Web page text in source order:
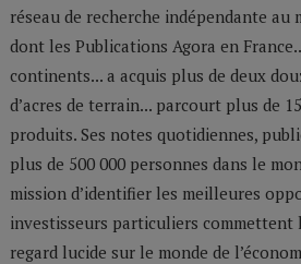
réseau de recherche indépendante
dont les Publications Agora en
continents... a acquis plus de deux
d’acres de terrain... parcourt plus de
produits. Ses notes quotidiennes,
plus de 500 000 personnes dans le
mission d’identifier les meilleures
investisseurs particuliers commettent
regard lucide sur le monde de